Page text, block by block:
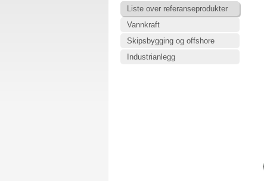
Liste over referanseprodukter
Vannkraft
Skipsbygging og offshore
Industrianlegg